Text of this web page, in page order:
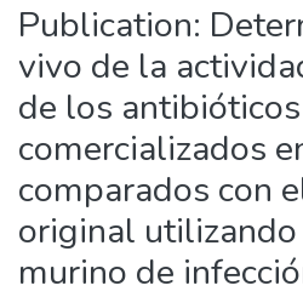
Publication:
vivo de la
de los
comercializados
comparados con
original
murino de